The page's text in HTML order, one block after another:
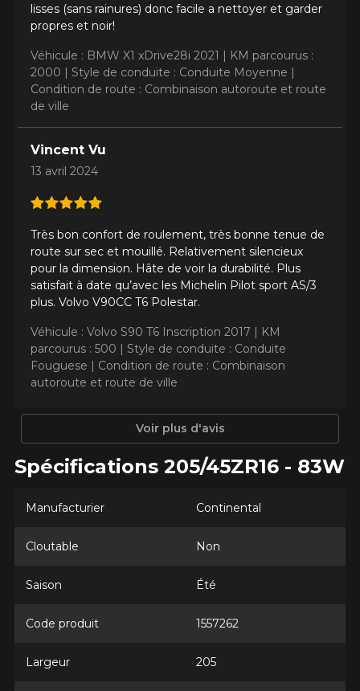
lisses (sans rainures) donc facile a nettoyer et garder
propres et noir!
Véhicule : BMW X1 xDrive28i 2021 | KM parcourus :
2000 | Style de conduite : Conduite Moyenne |
Condition de route : Combinaison autoroute et route
de ville
Vincent Vu
13 avril 2024
Très bon confort de roulement, très bonne tenue de
route sur sec et mouillé. Relativement silencieux
pour la dimension. Hâte de voir la durabilité. Plus
satisfait à date qu’avec les Michelin Pilot sport AS/3
plus. Volvo V90CC T6 Polestar.
Véhicule : Volvo S90 T6 Inscription 2017 | KM
parcourus : 500 | Style de conduite : Conduite
Fouguese | Condition de route : Combinaison
autoroute et route de ville
Voir plus d'avis
Spécifications 205/45ZR16 - 83W
Manufacturier Continental
Cloutable Non
Saison Été
Code produit 1557262
Largeur 205
Votre avis concernant le
EXTREME​CONTACT DWS 06
PLUS
Nom
Courriel
Marque
Modèle
Option